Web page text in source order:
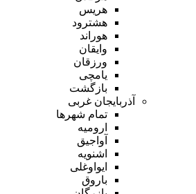
هریس
هشترود
هوراند
وایقان
ورزقان
یامچی
بازگشت
آذربایجان غربی
تمام شهر‌ها
ارومیه
آواجیق
اشنویه
ایواوغلی
باروق